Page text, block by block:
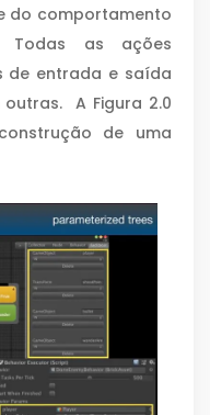
do comportamento
Todas as ações
de entrada e saída
A Figura 2.0
de uma